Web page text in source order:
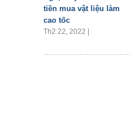
tiền mua vật liệu làm
cao tốc
Th2 22, 2022 |